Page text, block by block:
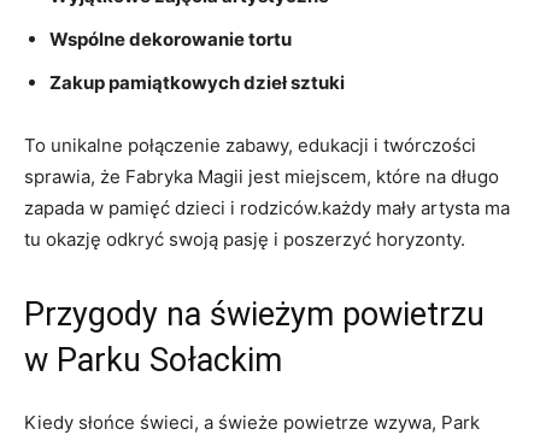
Wspólne⁣ dekorowanie ‌tortu
Zakup pamiątkowych dzieł sztuki
To unikalne połączenie zabawy, edukacji‌ i⁤ twórczości
sprawia, że ​Fabryka Magii ‌jest miejscem, które na długo
zapada w ​pamięć dzieci i rodziców.każdy mały artysta ma
tu⁢ okazję odkryć swoją pasję i poszerzyć horyzonty.
Przygody na ⁣świeżym‍ powietrzu
w Parku Sołackim
Kiedy⁢ słońce świeci, a ⁢świeże powietrze wzywa, Park